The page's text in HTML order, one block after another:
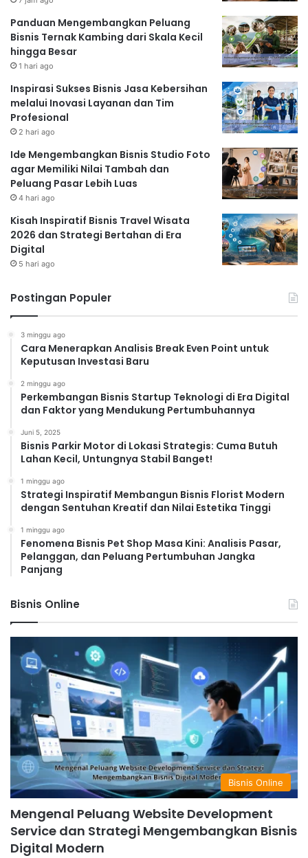
Panduan Mengembangkan Peluang
Bisnis Ternak Kambing dari Skala Kecil
hingga Besar
1 hari ago
Inspirasi Sukses Bisnis Jasa Kebersihan
melalui Inovasi Layanan dan Tim
Profesional
2 hari ago
Ide Mengembangkan Bisnis Studio Foto
agar Memiliki Nilai Tambah dan
Peluang Pasar Lebih Luas
4 hari ago
Kisah Inspiratif Bisnis Travel Wisata
2026 dan Strategi Bertahan di Era
Digital
5 hari ago
Postingan Populer
3 minggu ago
Cara Menerapkan Analisis Break Even Point untuk
Keputusan Investasi Baru
2 minggu ago
Perkembangan Bisnis Startup Teknologi di Era Digital
dan Faktor yang Mendukung Pertumbuhannya
Juni 5, 2025
Bisnis Parkir Motor di Lokasi Strategis: Cuma Butuh
Lahan Kecil, Untungnya Stabil Banget!
1 minggu ago
Strategi Inspiratif Membangun Bisnis Florist Modern
dengan Sentuhan Kreatif dan Nilai Estetika Tinggi
1 minggu ago
Fenomena Bisnis Pet Shop Masa Kini: Analisis Pasar,
Pelanggan, dan Peluang Pertumbuhan Jangka
Panjang
Bisnis Online
Bisnis Online
Mengenal Peluang Website Development
Service dan Strategi Mengembangkan Bisnis
Digital Modern